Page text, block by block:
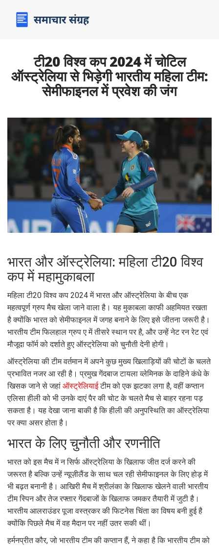
टी20 विश्व कप 2024 में चोटिल
ऑस्ट्रेलिया से भिड़ेगी भारतीय महिला टीम:
सेमीफाइनल में प्रवेश की जंग
भारत और ऑस्ट्रेलिया: महिला टी20 विश्व
कप में महामुकाबला
महिला टी20 विश्व कप 2024 में भारत और ऑस्ट्रेलिया के बीच एक
महत्वपूर्ण ग्रुप मैच खेला जाने वाला है। यह मुकाबला काफी अहमियत रखता
है क्योंकि भारत को सेमीफाइनल में जगह बनाने के लिए इसे जीतना जरूरी है।
भारतीय टीम फिलहाल ग्रुप ए में तीसरे स्थान पर है, और उन्हें नेट रन रेट एवं
मौजूदा फॉर्म को दर्शाते हुए ऑस्ट्रेलिया को चुनौती देनी होगी।
ऑस्ट्रेलिया की टीम वर्तमान में अपने कुछ मुख्य खिलाड़ियों की चोटों के चलते
प्रभावित नजर आ रही है। प्रमुख गेंदबाज टायला व्लेमिनक के दाहिने कंधे के
खिसक जाने से जहां ऑस्ट्रेलियाईटीम को एक झटका लगा है, वहीं कप्तान
एलिसा हीली को भी उनके दाएं पैर की चोट के चलते मैच से बाहर रहना पड़
सकता है। यह देखा जाना बाकी है कि हीली की अनुपस्थिति का ऑस्ट्रेलिया
पर क्या असर होता है।
भारत के लिए चुनौती और रणनीति
भारत को इस मैच में न सिर्फ ऑस्ट्रेलिया के खिलाफ जीत दर्ज करने की
जरूरत है बल्कि उन्हें न्यूज़ीलैंड के साथ चल रही सेमीफाइनल के लिए होड़ में
भी बढ़त बनानी है। आखिरी मैच में श्रीलंका के खिलाफ खेलने वाली भारतीय
टीम स्पिन और तेज रफ्तार गेंदबाजों के खिलाफ जमकर तैयारी में जुटी है।
भारतीय आलराउंडर पूजा वस्त्रकर की फिटनेस चिंता का विषय बनी हुई है
क्योंकि पिछले मैच में वह मैदान पर नहीं उतर सकी थीं।
हर्मनप्रीत कौर, जो भारतीय टीम की कप्तान हैं, ने कहा है कि भारतीय टीम को